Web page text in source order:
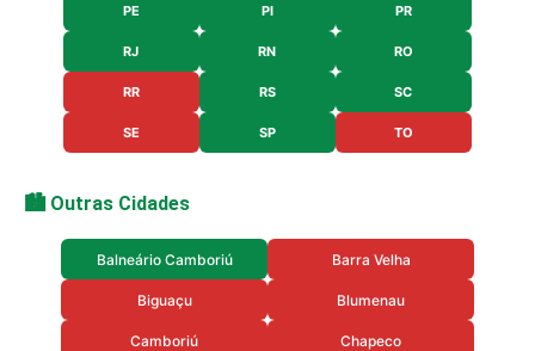
PE PI PR
RJ RN RO
RR RS SC
SE SP TO
🏙️ Outras Cidades
Balneário Camboriú Barra Velha
Biguaçu Blumenau
Camboriú Chapeco